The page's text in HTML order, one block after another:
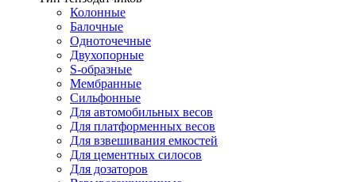
Колонные
Балочные
Одноточечные
Двухопорные
S-образные
Мембранные
Сильфонные
Для автомобильных весов
Для платформенных весов
Для взвешивания емкостей
Для цементных силосов
Для дозаторов